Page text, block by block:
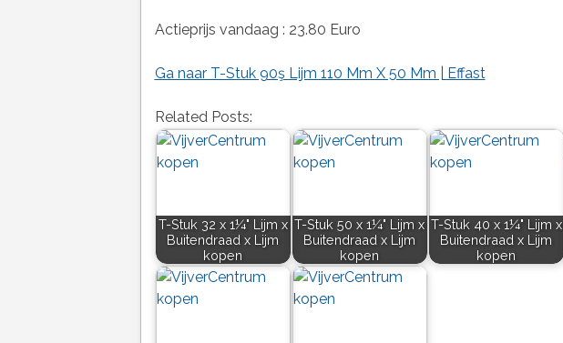
Actieprijs vandaag : 23.80 Euro
Ga naar T-Stuk 90ş Lijm 110 Mm X 50 Mm | Effast
Related Posts:
T-Stuk 32 x 1¼" Lijm x
Buitendraad x Lijm
kopen
T-Stuk 50 x 1¼" Lijm x
Buitendraad x Lijm
kopen
T-Stuk 40 x 1¼" Lijm x
Buitendraad x Lijm
kopen